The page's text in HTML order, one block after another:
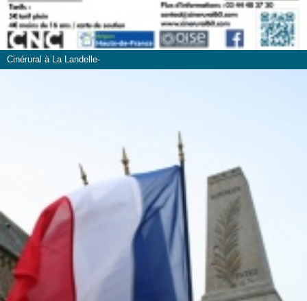
Cinérural à La Landelle-